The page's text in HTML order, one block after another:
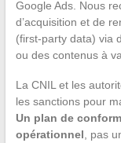
Google Ads. Nous
d’acquisition et de
(first-party data) via
ou des contenus à
La CNIL et les
les sanctions pour
Un plan de
opérationnel , pas